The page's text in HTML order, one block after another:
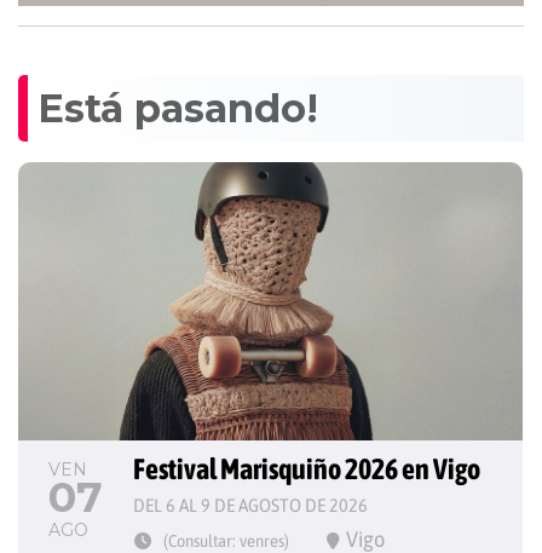
Está pasando!
VEN
07
AGO
Festival Marisquiño 2026 en Vigo
DEL 6 AL 9 DE AGOSTO DE 2026
(Consultar: venres) Vigo